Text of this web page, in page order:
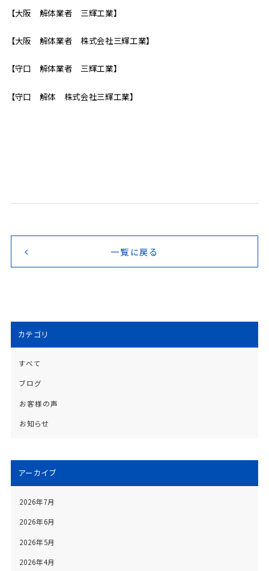
【大阪 解体業者 三輝工業】
【大阪 解体業者 株式会社三輝工業】
【守口 解体業者 三輝工業】
【守口 解体 株式会社三輝工業】
一覧に戻る
カテゴリ
すべて
ブログ
お客様の声
お知らせ
アーカイブ
2026年7月
2026年6月
2026年5月
2026年4月